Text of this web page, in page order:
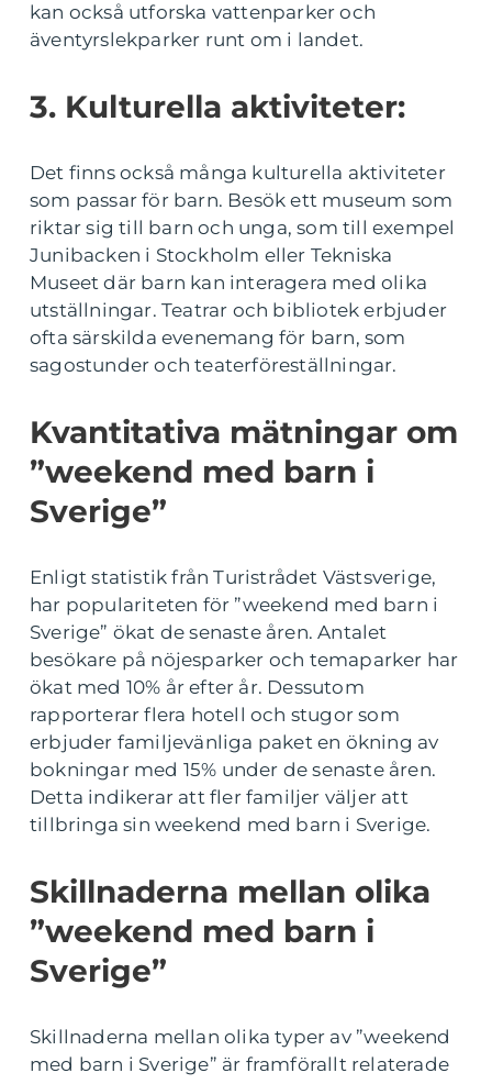
kan också utforska vattenparker och
äventyrslekparker runt om i landet.
3. Kulturella aktiviteter:
Det finns också många kulturella aktiviteter
som passar för barn. Besök ett museum som
riktar sig till barn och unga, som till exempel
Junibacken i Stockholm eller Tekniska
Museet där barn kan interagera med olika
utställningar. Teatrar och bibliotek erbjuder
ofta särskilda evenemang för barn, som
sagostunder och teaterföreställningar.
Kvantitativa mätningar om
”weekend med barn i
Sverige”
Enligt statistik från Turistrådet Västsverige,
har populariteten för ”weekend med barn i
Sverige” ökat de senaste åren. Antalet
besökare på nöjesparker och temaparker har
ökat med 10% år efter år. Dessutom
rapporterar flera hotell och stugor som
erbjuder familjevänliga paket en ökning av
bokningar med 15% under de senaste åren.
Detta indikerar att fler familjer väljer att
tillbringa sin weekend med barn i Sverige.
Skillnaderna mellan olika
”weekend med barn i
Sverige”
Skillnaderna mellan olika typer av ”weekend
med barn i Sverige” är framförallt relaterade